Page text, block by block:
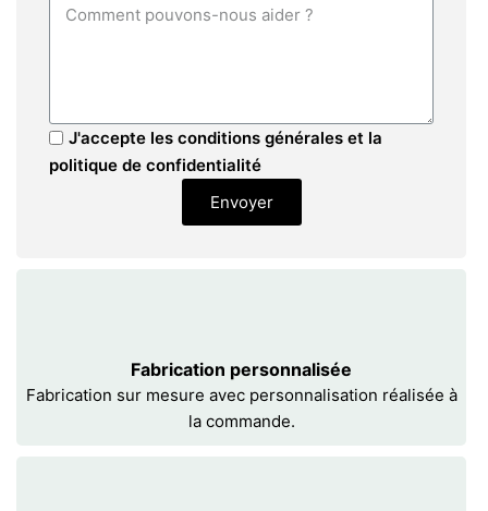
J'accepte les conditions générales et la
politique de confidentialité
Envoyer
Fabrication personnalisée
Fabrication sur mesure avec personnalisation réalisée à
la commande.